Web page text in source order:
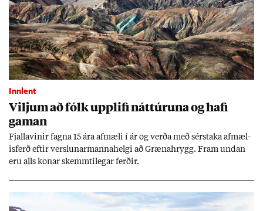
Innlent
Vilj­um að fólk upp­lifi nátt­úr­una og hafi
gam­an
Fjalla­vin­ir fagna 15 ára af­mæli í ár og verða með sér­staka af­mæl­
is­ferð eft­ir versl­un­ar­manna­helgi að Græna­hrygg. Fram und­an
eru alls kon­ar skemmti­leg­ar ferð­ir.